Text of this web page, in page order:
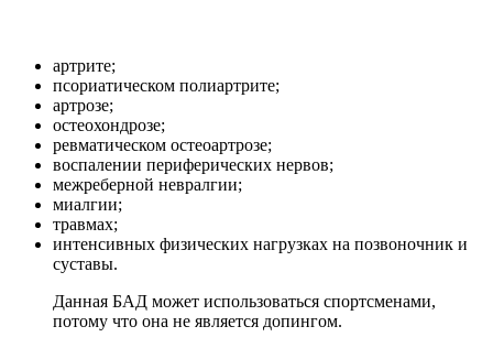
артрите;
псориатическом полиартрите;
артрозе;
остеохондрозе;
ревматическом остеоартрозе;
воспалении периферических нервов;
межреберной невралгии;
миалгии;
травмах;
интенсивных физических нагрузках на позвоночник и
суставы.
Данная БАД может использоваться спортсменами,
потому что она не является допингом.